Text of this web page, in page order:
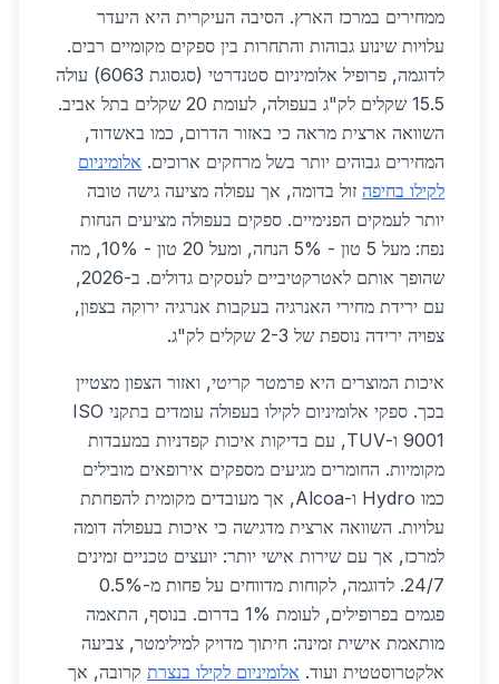
ממחירים במרכז הארץ. הסיבה העיקרית היא היעדר
עלויות שינוע גבוהות והתחרות בין ספקים מקומיים רבים.
לדוגמה, פרופיל אלומיניום סטנדרטי (סגסוגת 6063) עולה
15.5 שקלים לק"ג בעפולה, לעומת 20 שקלים בתל אביב.
השוואה ארצית מראה כי באזור הדרום, כמו באשדוד,
המחירים גבוהים יותר בשל מרחקים ארוכים. אלומיניום
לקילו בחיפה זול בדומה, אך עפולה מציעה גישה טובה
יותר לעמקים הפנימיים. ספקים בעפולה מציעים הנחות
נפח: מעל 5 טון - 5% הנחה, ומעל 20 טון - 10%, מה
שהופך אותם לאטרקטיביים לעסקים גדולים. ב-2026,
עם ירידת מחירי האנרגיה בעקבות אנרגיה ירוקה בצפון,
צפויה ירידה נוספת של 2-3 שקלים לק"ג.
איכות המוצרים היא פרמטר קריטי, ואזור הצפון מצטיין
בכך. ספקי אלומיניום לקילו בעפולה עומדים בתקני ISO
9001 ו-TUV, עם בדיקות איכות קפדניות במעבדות
מקומיות. החומרים מגיעים מספקים אירופאים מובילים
כמו Hydro ו-Alcoa, אך מעובדים מקומית להפחתת
עלויות. השוואה ארצית מדגישה כי איכות בעפולה דומה
למרכז, אך עם שירות אישי יותר: יועצים טכניים זמינים
24/7. לדוגמה, לקוחות מדווחים על פחות מ-0.5%
פגמים בפרופילים, לעומת 1% בדרום. בנוסף, התאמה
מותאמת אישית זמינה: חיתוך מדויק למילימטר, צביעה
אלקטרוסטטית ועוד. אלומיניום לקילו בנצרת קרובה, אך